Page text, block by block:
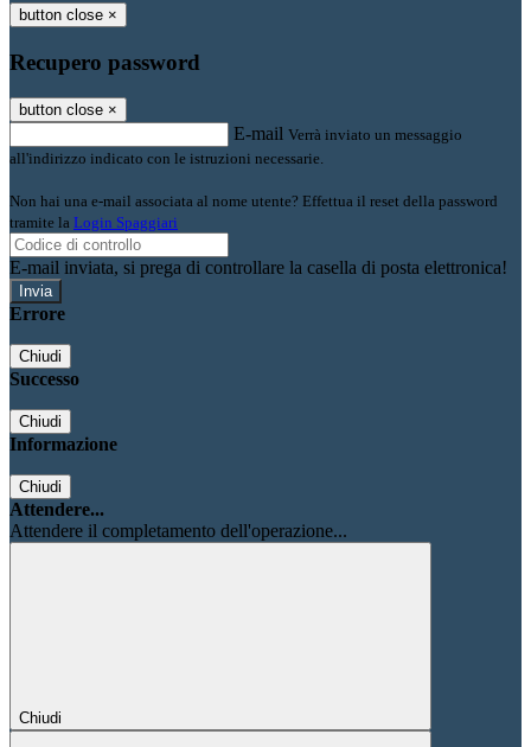
button close ×
Recupero password
button close ×
E-mail Verrà inviato un messaggio
all'indirizzo indicato con le istruzioni necessarie.
Non hai una e-mail associata al nome utente? Effettua il reset della password
tramite la Login Spaggiari
E-mail inviata, si prega di controllare la casella di posta elettronica!
Errore
Chiudi
Successo
Chiudi
Informazione
Chiudi
Attendere...
Attendere il completamento dell'operazione...
Chiudi